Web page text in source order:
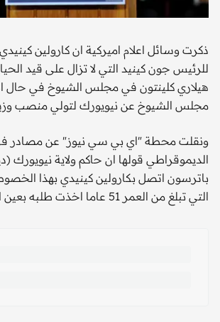
ذكرت وسائل اعلام اميركية ان كارولين كينيدي
للرئيس جون كينيد التي لا تزال على قيد
هيلاري كلينتون في مجلس الشيوخ في حال
مجلس الشيوخ عن نيويورك لتولي منصب
ونقلت محطة "اي بي سي نيوز" عن مصادر
الديموقراطي قولها ان حاكم ولاية نيويورك
باترسون اتصل بكارولين كينيدي بهذا
التي تبلغ من العمر 51 عاما اخذت طلبه بعين الاعتبار.